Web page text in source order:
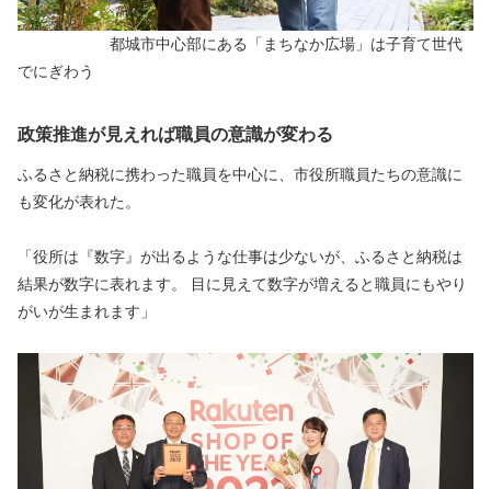
都城市中心部にある「まちなか広場」は子育て世代
でにぎわう
政策推進が見えれば職員の意識が変わる
ふるさと納税に携わった職員を中心に、市役所職員たちの意識に
も変化が表れた。
「役所は『数字』が出るような仕事は少ないが、ふるさと納税は
結果が数字に表れます。 目に見えて数字が増えると職員にもやり
がいが生まれます」